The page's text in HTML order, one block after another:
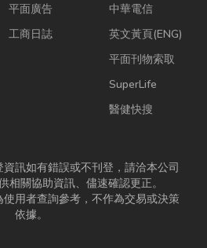
平面廣告
工商日誌
中華電信
英文黃頁(ENG)
平面刊物索取
SuperLife
醫健快搜
訊如有錯誤或不刊登，請洽本公司
相關協助資訊、儘速確認更正。
用者查詢參考，不作為交易或決策
依據。